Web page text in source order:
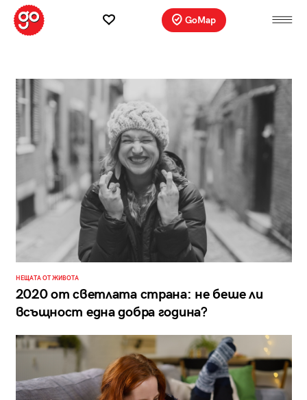
GoMap
НЕЩАТА ОТ ЖИВОТА
2020 от светлата страна: не беше ли
всъщност една добра година?